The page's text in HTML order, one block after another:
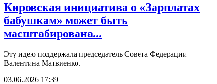
Кировская инициатива о «Зарплатах
бабушкам» может быть
масштабирована...
Эту идею поддержала председатель Совета Федерации
Валентина Матвиенко.
03.06.2026 17:39